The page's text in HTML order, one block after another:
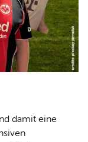
damit eine